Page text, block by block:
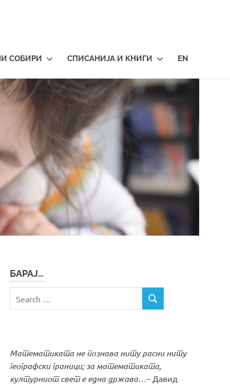
СОБИРИ СПИСАНИЈА И КНИГИ EN
БАРАЈ…
for:
SEARCH
Математиката не познава ниту расни ниту
географски граници; за математиката,
културниот свет е една држава…– Давид